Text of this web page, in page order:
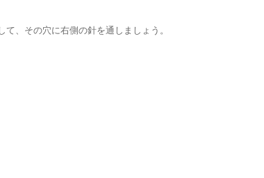
、その穴に右側の針を通しましょう。